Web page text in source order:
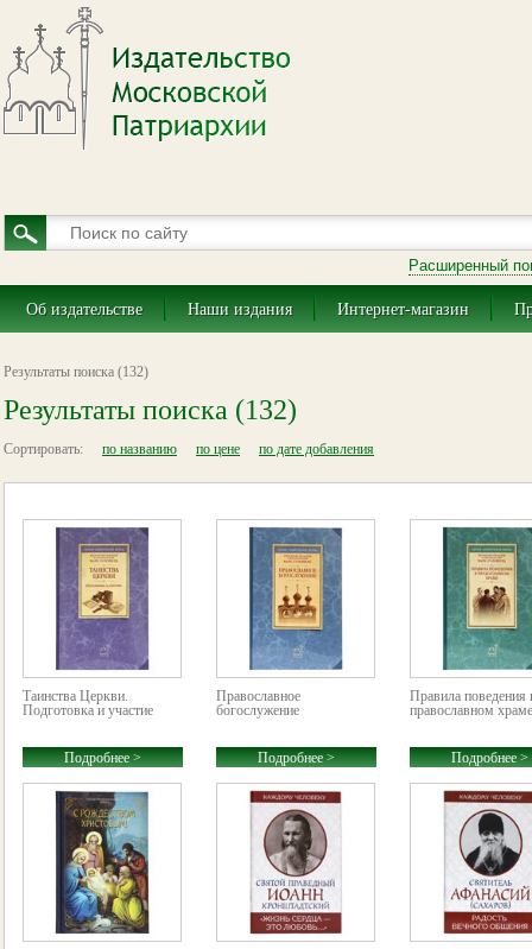
Расширенный
Об издательстве Наши издания Интернет-магазин
Результаты поиска (132)
Результаты поиска (132)
Сортировать: по названию по цене по дате добавления
Таинства Церкви.
Подготовка и участие
Подробнее >
Православное
богослужение
Подробнее >
Правила поведения
православном храме
Подробнее >